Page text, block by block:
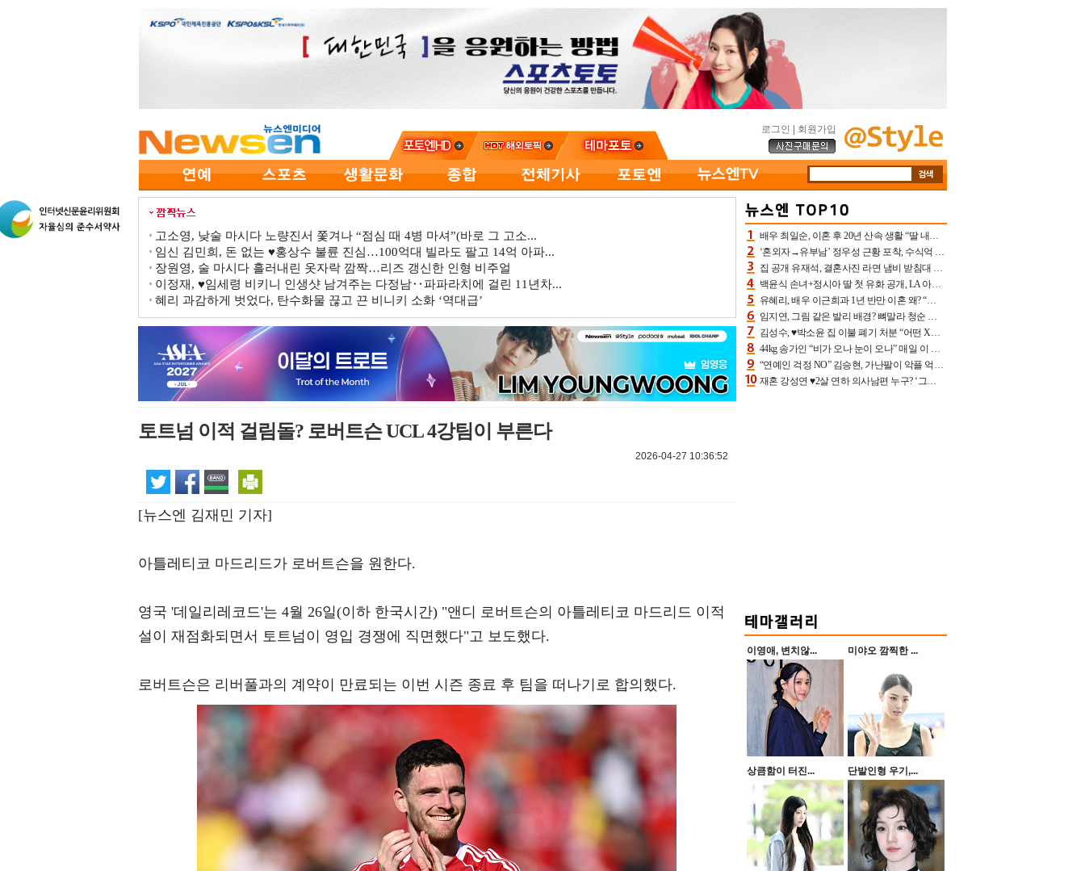
로그인 회원가입
고소영, 낮술 마시다 노량진서 쫓겨나 “점심 때 4병 마셔”(바로 그 고소...
임신 김민희, 돈 없는 ♥홍상수 불륜 진심…100억대 빌라도 팔고 14억 아파...
장원영, 술 마시다 흘러내린 옷자락 깜짝…리즈 갱신한 인형 비주얼
이정재, ♥임세령 비키니 인생샷 남겨주는 다정남‥파파라치에 걸린 11년차...
혜리 과감하게 벗었다, 탄수화물 끊고 끈 비니키 소화 ‘역대급’
토트넘 이적 걸림돌? 로버트슨 UCL 4강팀이 부른다
2026-04-27 10:36:52
[뉴스엔 김재민 기자]
아틀레티코 마드리드가 로버트슨을 원한다.
영국 '데일리레코드'는 4월 26일(이하 한국시간) "앤디 로버트슨의 아틀레티코 마드리드 이적
설이 재점화되면서 토트넘이 영입 경쟁에 직면했다"고 보도했다.
로버트슨은 리버풀과의 계약이 만료되는 이번 시즌 종료 후 팀을 떠나기로 합의했다.
배우 최일순, 이혼 후 20년 산속 생활 “딸 내가 버렸다고 원망‥맘 아파”(특종)[어제TV]
‘혼외자→유부남’ 정우성 근황 포착, 수식억 해킹 피해 후배 만났다 “존경하는”
집 공개 유재석, 결혼사진 라면 냄비 받침대 되고 분노‥가족사진도 피해(놀뭐)[어제TV]
백윤식 손녀+정시아 딸 첫 유화 공개, LA 아트쇼→서울국제조각페스타 작가다운 수준급 실력
유혜리, 배우 이근희과 1년 반만 이혼 왜? “식칼 꽂고 의자 던져” 충격 폭로(특종)[어제TV]
임지연, 그림 같은 발리 배경? 뼈말라 청순 비키니 핏에 상대 안 되네
김성수, ♥박소윤 집 이불 폐기 처분 “어떤 X이랑 썼을지 몰라” 질투(신랑수업2)[어제TV]
44kg 송가인 “비가 오나 눈이 오나” 매일 이 운동, 허벅지 근육량 상승+체지방 감소
“연예인 걱정 NO” 김승현, 가난팔이 악플 억울할만‥아내+딸과 日 여행
재혼 강성연 ♥2살 연하 의사남편 누구? ‘그알’ 자문의에 훈남 비주얼 초엘리트 스펙 [종합]
이영애, 변치않... 미야오 깜찍한 ...
상큼함이 터진... 단발인형 우기,...